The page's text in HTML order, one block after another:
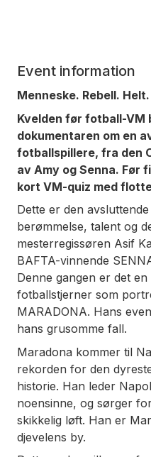
Event information
Menneske. Rebell. Helt.
Kvelden før fotball-VM
dokumentaren om en
fotballspillere, fra den
av Amy og Senna. Før
kort VM-quiz med
Dette er den
berømmelse, talent og
mesterregissøren Asif
BAFTA-vinnende
Denne gangen er det
fotballstjerner som
MARADONA. Hans
hans grusomme fall.
Maradona kommer til
rekorden for den
historie. Han leder
noensinne, og sørger
skikkelig løft. Han er
djevelens by.